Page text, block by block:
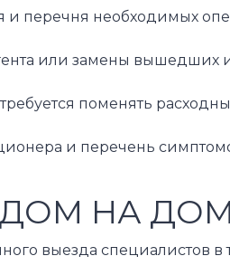
необходимых
или замены вышедших
поменять
и перечень
НА
выезда